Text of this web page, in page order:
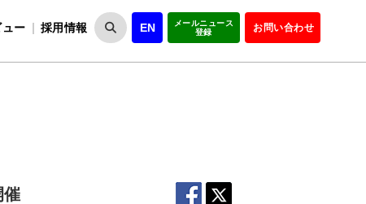
ー 採用情報 EN
メールニュース
登録
お問い合わせ
催